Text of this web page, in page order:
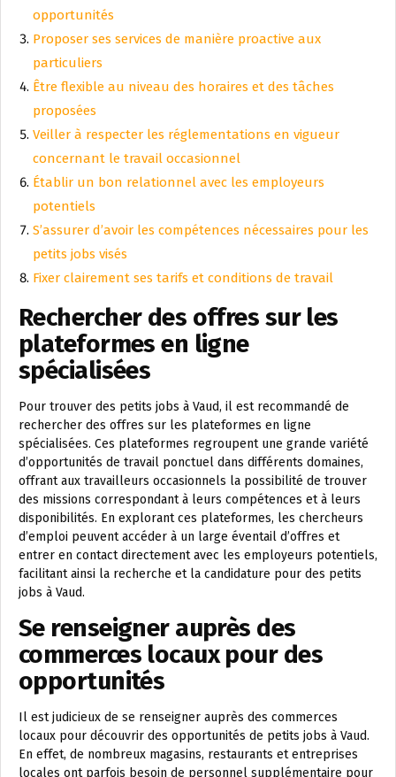
opportunités
Proposer ses services de manière proactive aux
particuliers
Être flexible au niveau des horaires et des tâches
proposées
Veiller à respecter les réglementations en vigueur
concernant le travail occasionnel
Établir un bon relationnel avec les employeurs
potentiels
S’assurer d’avoir les compétences nécessaires pour les
petits jobs visés
Fixer clairement ses tarifs et conditions de travail
Rechercher des offres sur les
plateformes en ligne
spécialisées
Pour trouver des petits jobs à Vaud, il est recommandé de
rechercher des offres sur les plateformes en ligne
spécialisées. Ces plateformes regroupent une grande variété
d’opportunités de travail ponctuel dans différents domaines,
offrant aux travailleurs occasionnels la possibilité de trouver
des missions correspondant à leurs compétences et à leurs
disponibilités. En explorant ces plateformes, les chercheurs
d’emploi peuvent accéder à un large éventail d’offres et
entrer en contact directement avec les employeurs potentiels,
facilitant ainsi la recherche et la candidature pour des petits
jobs à Vaud.
Se renseigner auprès des
commerces locaux pour des
opportunités
Il est judicieux de se renseigner auprès des commerces
locaux pour découvrir des opportunités de petits jobs à Vaud.
En effet, de nombreux magasins, restaurants et entreprises
locales ont parfois besoin de personnel supplémentaire pour